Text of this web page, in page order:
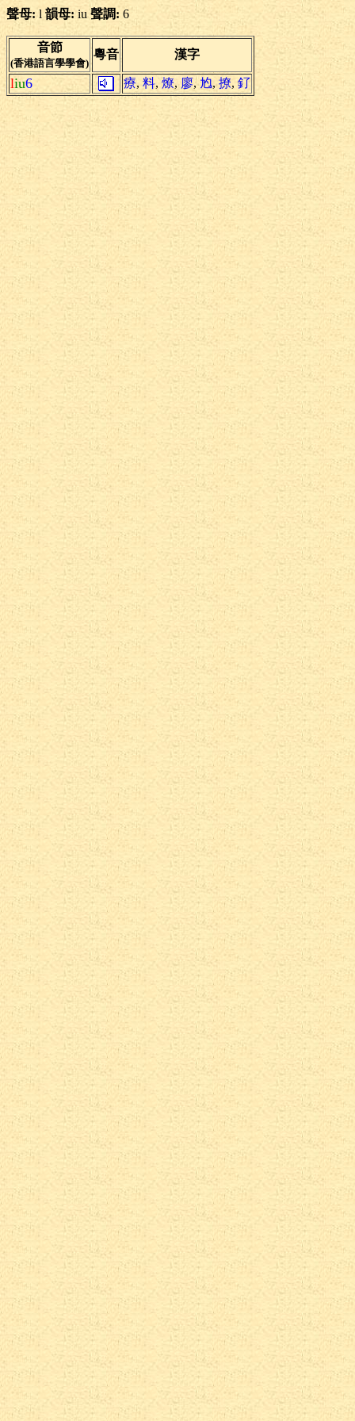
聲母: l 韻母: iu聲調: 6
音節
(香港語言學學會)
粵音 漢字
liu6 療, 料, 燎,廖,尥,撩,釕